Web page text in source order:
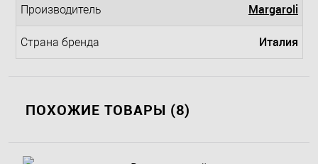
Производитель Margaroli
Страна бренда Италия
ПОХОЖИЕ ТОВАРЫ (8)